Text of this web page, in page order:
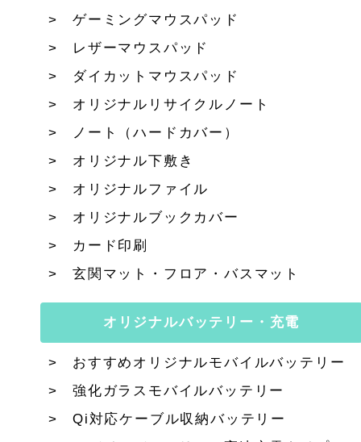
ゲーミングマウスパッド
レザーマウスパッド
ダイカットマウスパッド
オリジナルリサイクルノート
ノート（ハードカバー）
オリジナル下敷き
オリジナルファイル
オリジナルブックカバー
カード印刷
玄関マット・フロア・バスマット
オリジナルバッテリー・充電
おすすめオリジナルモバイルバッテリー
強化ガラスモバイルバッテリー
Qi対応ケーブル収納バッテリー